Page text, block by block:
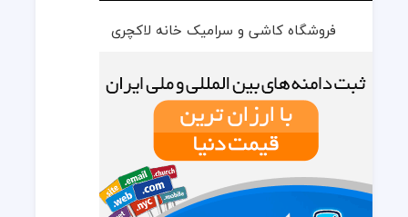
فروشگاه کاشی و سرامیک خانه لاکچری